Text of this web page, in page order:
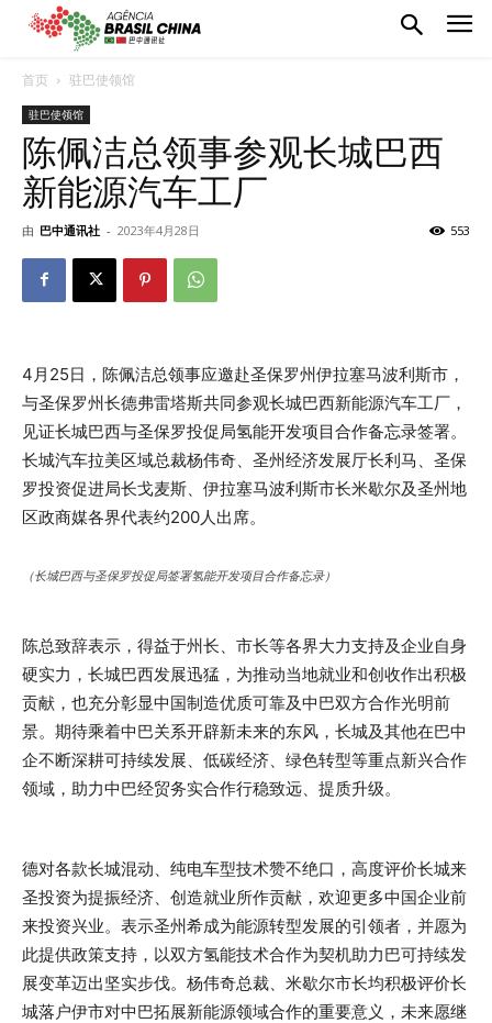
首页 驻巴使领馆
驻巴使领馆
陈佩洁总领事参观长城巴西
新能源汽车工厂
由 巴中通讯社 - 2023年4月28日 553
4月25日，陈佩洁总领事应邀赴圣保罗州伊拉塞马波利斯市，
与圣保罗州长德弗雷塔斯共同参观长城巴西新能源汽车工厂，
见证长城巴西与圣保罗投促局氢能开发项目合作备忘录签署。
长城汽车拉美区域总裁杨伟奇、圣州经济发展厅长利马、圣保
罗投资促进局长戈麦斯、伊拉塞马波利斯市长米歇尔及圣州地
区政商媒各界代表约200人出席。
（长城巴西与圣保罗投促局签署氢能开发项目合作备忘录）
陈总致辞表示，得益于州长、市长等各界大力支持及企业自身
硬实力，长城巴西发展迅猛，为推动当地就业和创收作出积极
贡献，也充分彰显中国制造优质可靠及中巴双方合作光明前
景。期待乘着中巴关系开辟新未来的东风，长城及其他在巴中
企不断深耕可持续发展、低碳经济、绿色转型等重点新兴合作
领域，助力中巴经贸务实合作行稳致远、提质升级。
德对各款长城混动、纯电车型技术赞不绝口，高度评价长城来
圣投资为提振经济、创造就业所作贡献，欢迎更多中国企业前
来投资兴业。表示圣州希成为能源转型发展的引领者，并愿为
此提供政策支持，以双方氢能技术合作为契机助力巴可持续发
展变革迈出坚实步伐。杨伟奇总裁、米歇尔市长均积极评价长
城落户伊市对中巴拓展新能源领域合作的重要意义，未来愿继